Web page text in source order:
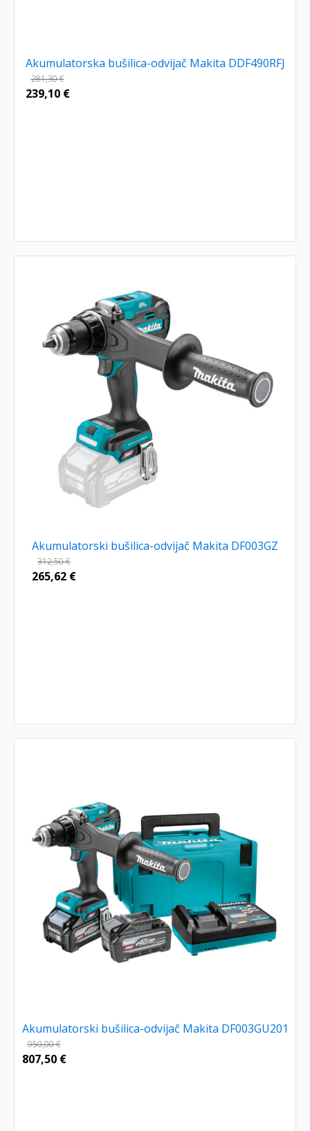
Akumulatorska bušilica-odvijač Makita DDF490RFJ
281,30€
239,10 €
Akumulatorski bušilica-odvijač Makita DF003GZ
312,50€
265,62 €
Akumulatorski bušilica-odvijač Makita DF003GU201
950,00€
807,50 €